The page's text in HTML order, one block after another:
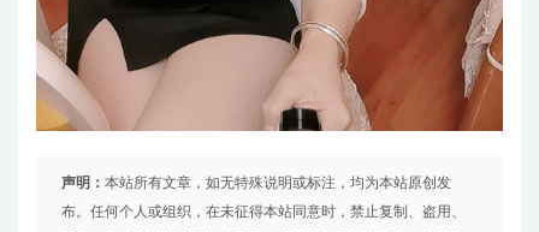
声明： 本站所有文章，如无特殊说明或标注，均为本站原创发
布。任何个人或组织，在未征得本站同意时，禁止复制、盗用、